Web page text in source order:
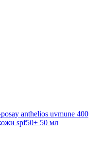
anthelios uvmune 400
spf50+ 50 мл